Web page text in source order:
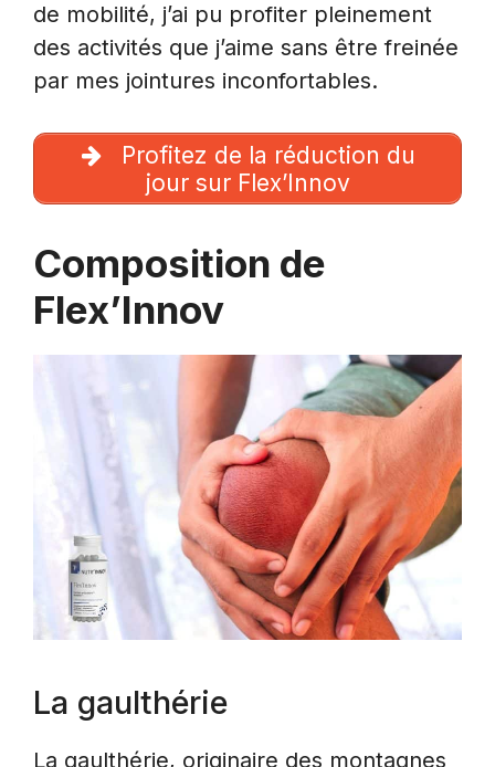
de mobilité, j’ai pu profiter pleinement
des activités que j’aime sans être freinée
par mes jointures inconfortables.
Profitez de la réduction du
jour sur Flex’Innov
Composition de
Flex’Innov
La gaulthérie
La gaulthérie, originaire des montagnes